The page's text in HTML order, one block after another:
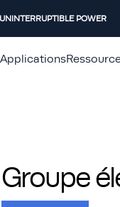
UNINTERRUPTIBLE POWER
Applications
Groupe